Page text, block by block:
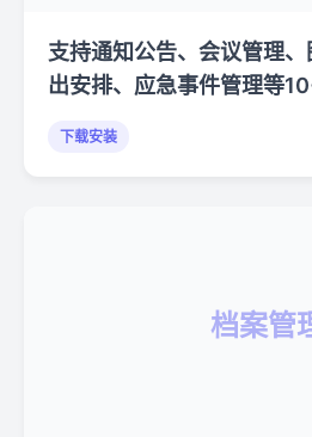
支持通知公告、会议管理
出安排、应急事件管理等
下载安装
档案管